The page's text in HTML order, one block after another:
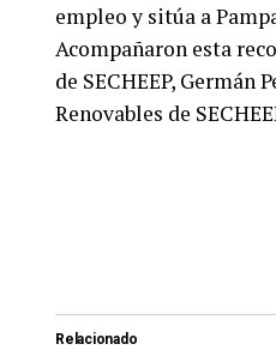
empleo y sitúa a
Acompañaron esta
de SECHEEP,
Renovables de
Relacionado